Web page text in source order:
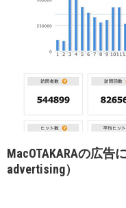
MacOTAKARAの広告
advertising）